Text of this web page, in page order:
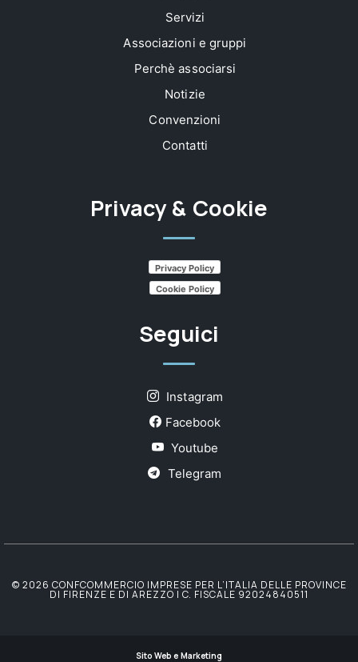
Servizi
Associazioni e gruppi
Perchè associarsi
Notizie
Convenzioni
Contatti
Privacy & Cookie
Privacy Policy
Cookie Policy
Seguici
Instagram
Facebook
Youtube
Telegram
© 2026 CONFCOMMERCIO IMPRESE PER L’ITALIA DELLE PROVINCE
DI FIRENZE E DI AREZZO | C. FISCALE 92024840511
Sito Web e Marketing